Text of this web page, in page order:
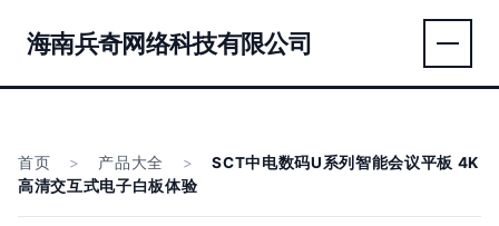
海南兵奇网络科技有限公司
首页 > 产品大全 >
SCT中电数码U系列智能会议平板 4K
高清交互式电子白板体验